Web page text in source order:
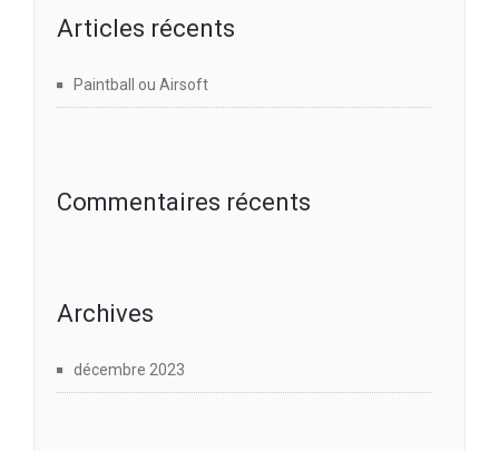
Articles récents
Paintball ou Airsoft
Commentaires récents
Archives
décembre 2023